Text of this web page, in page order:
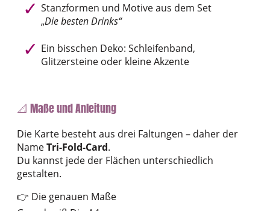
Stanzformen und Motive aus dem Set
„Die besten Drinks“
Ein bisschen Deko: Schleifenband,
Glitzersteine oder kleine Akzente
📐 Maße und Anleitung
Die Karte besteht aus drei Faltungen – daher der
NameTri-Fold-Card.
Du kannst jede der Flächen unterschiedlich
gestalten.
👉 Die genauen Maße